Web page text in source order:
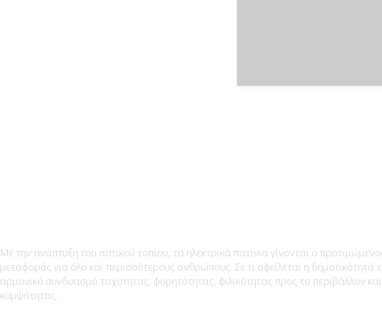
Με την ανάπτυξη του αστικού τοπίου, τα ηλεκτρικά πατίνια γίνονται ο
μεταφοράς για όλο και περισσότερους ανθρώπους. Σε τι οφείλεται η δημοτικότητά
αρμονικό συνδυασμό ταχύτητας, φορητότητας, φιλικότητας προς το περιβάλλον
κομψότητας.